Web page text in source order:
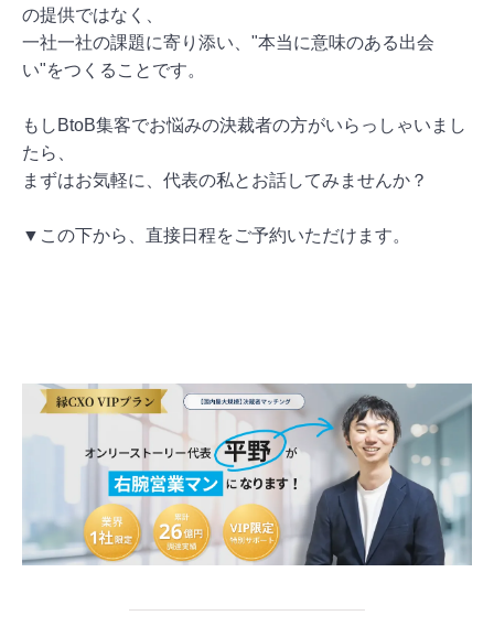
の提供ではなく、
一社一社の課題に寄り添い、"本当に意味のある出会
い"をつくることです。
もしBtoB集客でお悩みの決裁者の方がいらっしゃいまし
たら、
まずはお気軽に、代表の私とお話してみませんか？
▼この下から、直接日程をご予約いただけます。